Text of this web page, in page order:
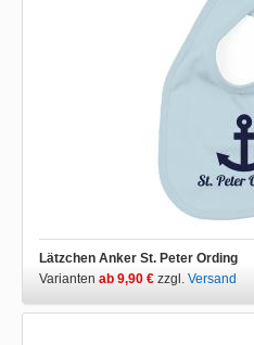
Lätzchen Anker St. Peter Ording
Varianten ab 9,90 € zzgl. Versand